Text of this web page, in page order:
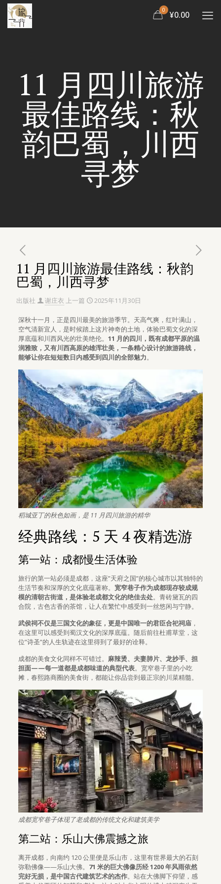
0 ¥0.00
11 月四川旅游
最佳路线：秋
韵巴蜀，川西
寻梦
11 月四川旅游最佳路线：秋韵
巴蜀，川西寻梦
出版社 谢庄衣 上一篇 2025年11月30日
深秋十一月，正是四川最美的旅游季节。天高气爽，红叶满山，
空气清新宜人，是时候踏上这片神奇的土地，体验巴蜀文化的深
厚底蕴和川西风光的壮美绝伦。 11 月的四川，既有成都平原的温
润雅致，又有川西高原的雄浑壮美，一条精心设计的旅游路线，
能够让你在短短数日内感受到四川的全部魅力。
稻城亚丁的秋色如画，是 11 月四川旅游的精华
经典路线：5 天 4 夜精选游
第一站：成都慢生活体验
旅行的第一站必须是成都，这座”天府之国”的核心城市以其独特的
生活节奏和深厚的文化底蕴著称。 宽窄巷子作为成都现存较成规
模的清朝古街道，是体验老成都文化的绝佳去处。青砖黛瓦的四
合院，古色古香的茶馆，让人在繁忙中感受到一丝悠闲与宁静。
武侯祠不仅是三国文化的象征，更是中国唯一的君臣合祀祠庙，
在这里可以感受到蜀汉文化的深厚底蕴。随后前往杜甫草堂，这
位”诗圣”的人生轨迹在这里得到了最好的诠释。
成都的美食文化同样不可错过。 麻辣烫、夫妻肺片、龙抄手、担
担面——每一道都是成都味道的典型代表。宽窄巷子里的小吃
摊，春熙路商圈的美食街，都能让你品尝到最正宗的川菜精髓。
成都宽窄巷子体现了老成都的传统文化和建筑美学
第二站：乐山大佛震撼之旅
离开成都，向南约 120 公里便是乐山市，这里有世界最大的石刻
弥勒佛像——乐山大佛。 71 米的巨大佛像历经 1200 年风雨依然
完好无损，是中国古代建筑艺术的杰作。站在大佛脚下仰望，感